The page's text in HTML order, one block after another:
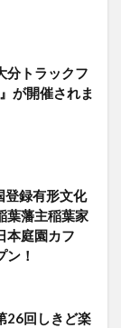
分トラックフ
が開催されま
登録有形文化
葉藩主稲葉家
本庭園カフ
ン！
26回しきど楽